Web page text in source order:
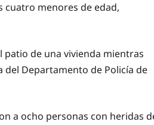
cuatro menores de edad,
patio de una vivienda mientras
del Departamento de Policía de
a ocho personas con heridas